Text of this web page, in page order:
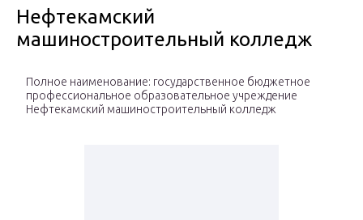
Нефтекамский
машиностроительный колледж
Полное наименование: государственное бюджетное
профессиональное образовательное учреждение
Нефтекамский машиностроительный колледж